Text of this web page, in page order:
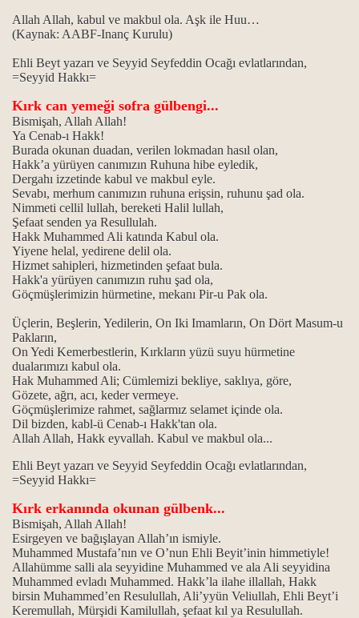
Allah Allah, kabul ve makbul ola. Aşk ile Huu…
(Kaynak: AABF-Inanç Kurulu)
Ehli Beyt yazarı ve Seyyid Seyfeddin Ocağı evlatlarından,
=Seyyid Hakkı=
Kırk can yemeği sofra gülbengi...
Bismişah, Allah Allah!
Ya Cenab-ı Hakk!
Burada okunan duadan, verilen lokmadan hasıl olan,
Hakk’a yürüyen canımızın Ruhuna hibe eyledik,
Dergahı izzetinde kabul ve makbul eyle.
Sevabı, merhum canımızın ruhuna erişsin, ruhunu şad ola.
Nimmeti cellil lullah, bereketi Halil lullah,
Şefaat senden ya Resullulah.
Hakk Muhammed Ali katında Kabul ola.
Yiyene helal, yedirene delil ola.
Hizmet sahipleri, hizmetinden şefaat bula.
Hakk'a yürüyen canımızın ruhu şad ola,
Göçmüşlerimizin hürmetine, mekanı Pir-u Pak ola.
Üçlerin, Beşlerin, Yedilerin, On Iki Imamların, On Dört Masum-u
Pakların,
On Yedi Kemerbestlerin, Kırkların yüzü suyu hürmetine
dualarımızı kabul ola.
Hak Muhammed Ali; Cümlemizi bekliye, saklıya, göre,
Gözete, ağrı, acı, keder vermeye.
Göçmüşlerimize rahmet, sağlarmız selamet içinde ola.
Dil bizden, kabl-ü Cenab-ı Hakk'tan ola.
Allah Allah, Hakk eyvallah. Kabul ve makbul ola...
Ehli Beyt yazarı ve Seyyid Seyfeddin Ocağı evlatlarından,
=Seyyid Hakkı=
Kırk erkanında okunan gülbenk...
Bismişah, Allah Allah!
Esirgeyen ve bağışlayan Allah’ın ismiyle.
Muhammed Mustafa’nın ve O’nun Ehli Beyit’inin himmetiyle!
Allahümme salli ala seyyidine Muhammed ve ala Ali seyyidina
Muhammed evladı Muhammed. Hakk’la ilahe illallah, Hakk
birsin Muhammed’en Resulullah, Ali’yyün Veliullah, Ehli Beyt’i
Keremullah, Mürşidi Kamilullah, şefaat kıl ya Resulullah.
arasındaki fark...
anlamı...
ayı